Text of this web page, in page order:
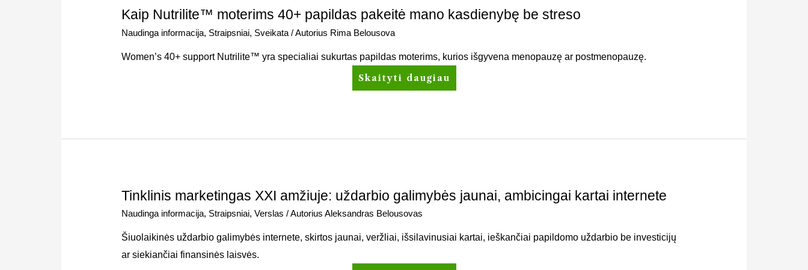
Kaip Nutrilite™ moterims 40+ papildas pakeitė mano kasdienybę be streso
Naudinga informacija, Straipsniai, Sveikata / Autorius Rima Belousova
Women’s 40+ support Nutrilite™ yra specialiai sukurtas papildas moterims, kurios išgyvena menopauzę ar postmenopauzę.
Skaityti daugiau
Tinklinis marketingas XXI amžiuje: uždarbio galimybės jaunai, ambicingai kartai internete
Naudinga informacija, Straipsniai,Verslas / Autorius Aleksandras Belousovas
Šiuolaikinės uždarbio galimybės internete, skirtos jaunai, veržliai, išsilavinusiai kartai, ieškančiai papildomo uždarbio be investicijų
ar siekiančiai finansinės laisvės.